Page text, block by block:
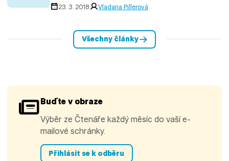
23. 3. 2018 Vladana Pillerová
Všechny články
Buďte v obraze
Výběr ze Čtenáře každý měsíc do vaší e-
mailové schránky.
Přihlásit se k odběru